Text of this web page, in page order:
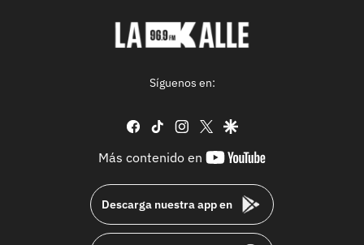
Síguenos en:
facebook
tiktok instagram
twittergoogle
Más contenido en
youtube-
Descarga nuestra app en